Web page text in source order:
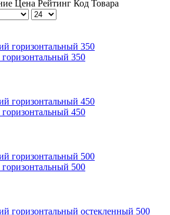
Цена Рейтинг Код Товара
350
450
500